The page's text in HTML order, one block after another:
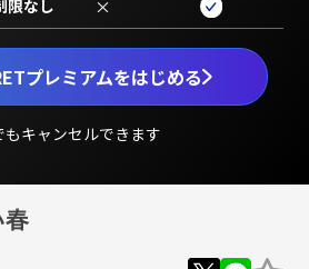
プレミアムをはじめる
もキャンセルできます
限なし ×
春